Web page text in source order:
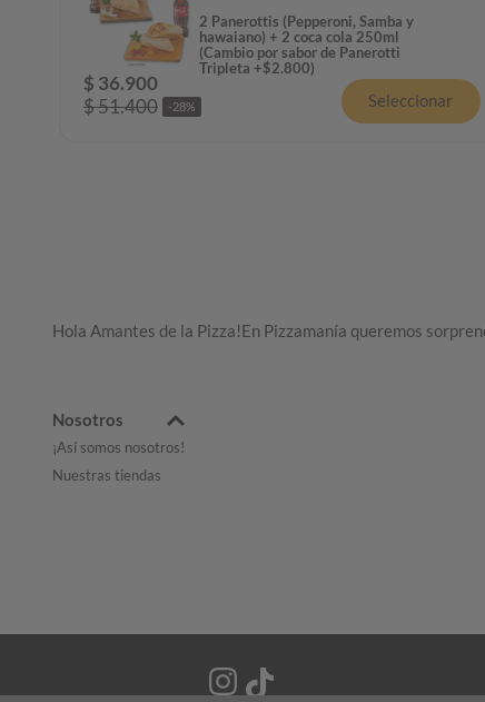
$51.400
$ 36.900
-28%
2 Panerottis (Pepperoni, Samba y
hawaiano) + 2 coca cola 250ml
(Cambio por sabor de Panerotti
Tripleta +$2.800)
Seleccionar
Hola Amantes de la Pizza!En Pizzamanía queremos
Nosotros
¡Así somos nosotros!
Nuestras tiendas